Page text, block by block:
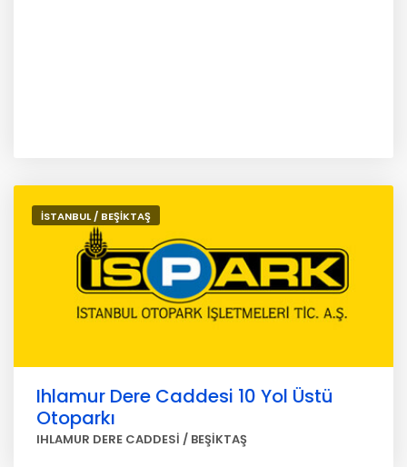
İSTANBUL / BEŞİKTAŞ
Ihlamur Dere Caddesi 10 Yol Üstü
Otoparkı
IHLAMUR DERE CADDESİ / BEŞİKTAŞ